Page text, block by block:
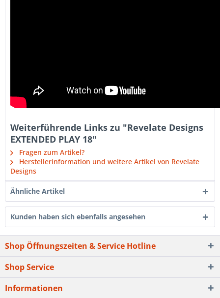
Weiterführende Links zu "Revelate Designs
EXTENDED PLAY 18"
Fragen zum Artikel?
Herstellerinformation und weitere Artikel von Revelate
Designs
Ähnliche Artikel
Kunden haben sich ebenfalls angesehen
Shop Öffnungszeiten & Service Hotline
Shop Service
Informationen